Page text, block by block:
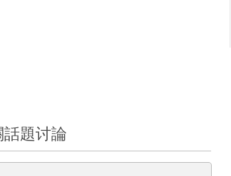
話題讨論